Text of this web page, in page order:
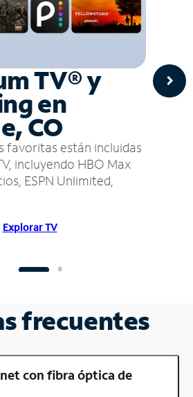
TV® y
en
CO
favoritas están incluidas
incluyendo HBO Max
ESPN Unlimited,
Explorar TV
frecuentes
con fibra óptica de